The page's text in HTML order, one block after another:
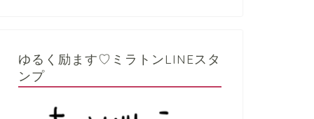
ゆるく励ます♡ミラトンLINEスタ
ンプ